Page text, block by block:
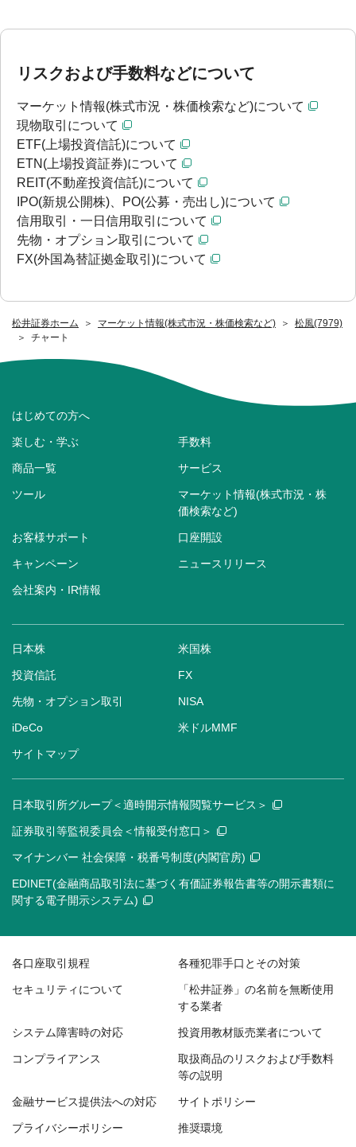
松井証券ホーム マーケット情報(株式市況・株価検索など)
松風(7979)
チャート
リスクおよび手数料などについて
マーケット情報(株式市況・株価検索など)について
現物取引について
ETF(上場投資信託)について
ETN(上場投資証券)について
REIT(不動産投資信託)について
IPO(新規公開株)、PO(公募・売出し)について
信用取引・一日信用取引について
先物・オプション取引について
FX(外国為替証拠金取引)について
はじめての方へ
楽しむ・学ぶ 手数料
商品一覧 サービス
ツール
マーケット情報(株式市況・株
価検索など)
お客様サポート 口座開設
キャンペーン ニュースリリース
会社案内・IR情報
日本株 米国株
投資信託 FX
先物・オプション取引 NISA
iDeCo 米ドルMMF
サイトマップ
日本取引所グループ＜適時開示情報閲覧サービス＞
証券取引等監視委員会＜情報受付窓口＞
マイナンバー 社会保障・税番号制度(内閣官房)
EDINET(金融商品取引法に基づく有価証券報告書等の開示書類に
関する電子開示システム)
各口座取引規程 各種犯罪手口とその対策
セキュリティについて
「松井証券」の名前を無断使用
する業者
システム障害時の対応 投資用教材販売業者について
コンプライアンス
取扱商品のリスクおよび手数料
等の説明
金融サービス提供法への対応 サイトポリシー
プライバシーポリシー 推奨環境